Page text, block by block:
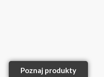
Poznaj produkty